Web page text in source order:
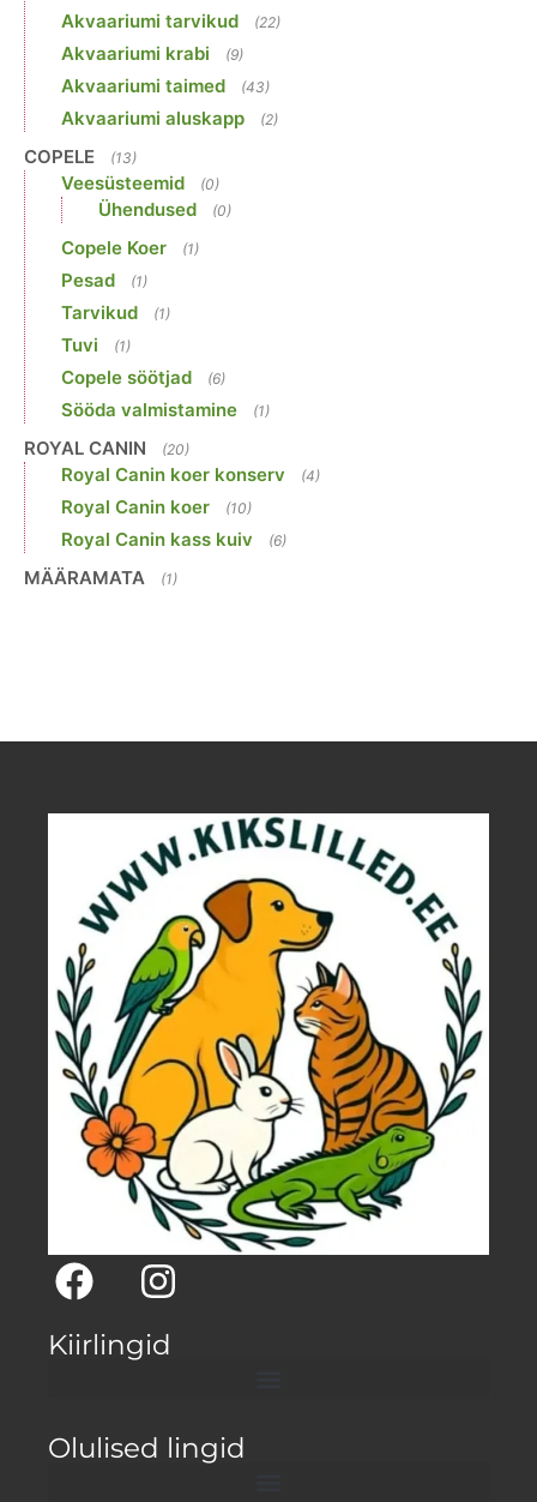
Akvaariumi tarvikud (22)
Akvaariumi krabi (9)
Akvaariumi taimed (43)
Akvaariumi aluskapp (2)
COPELE (13)
Veesüsteemid (0)
Ühendused (0)
Copele Koer (1)
Pesad (1)
Tarvikud (1)
Tuvi (1)
Copele söötjad (6)
Sööda valmistamine (1)
ROYAL CANIN (20)
Royal Canin koer konserv (4)
Royal Canin koer (10)
Royal Canin kass kuiv (6)
MÄÄRAMATA (1)
Kiirlingid
Olulised lingid